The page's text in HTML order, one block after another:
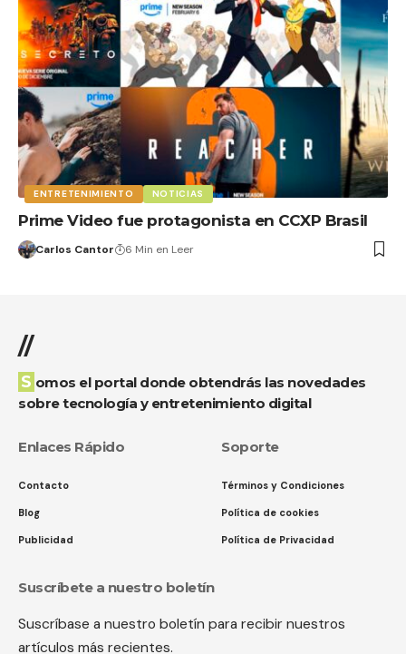
ENTRETENIMIENTO NOTICIAS
Prime Video fue protagonista en CCXP Brasil
Carlos Cantor 6 Min en Leer
//
Somos el portal donde obtendrás las novedades
sobre tecnología y entretenimiento digital
Enlaces Rápido
Contacto
Blog
Publicidad
Soporte
Términos y Condiciones
Política de cookies
Política de Privacidad
Suscríbete a nuestro boletín
Suscríbase a nuestro boletín para recibir nuestros
artículos más recientes.